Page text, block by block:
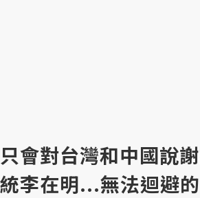
只會對台灣和中國說
統李在明...無法迴避